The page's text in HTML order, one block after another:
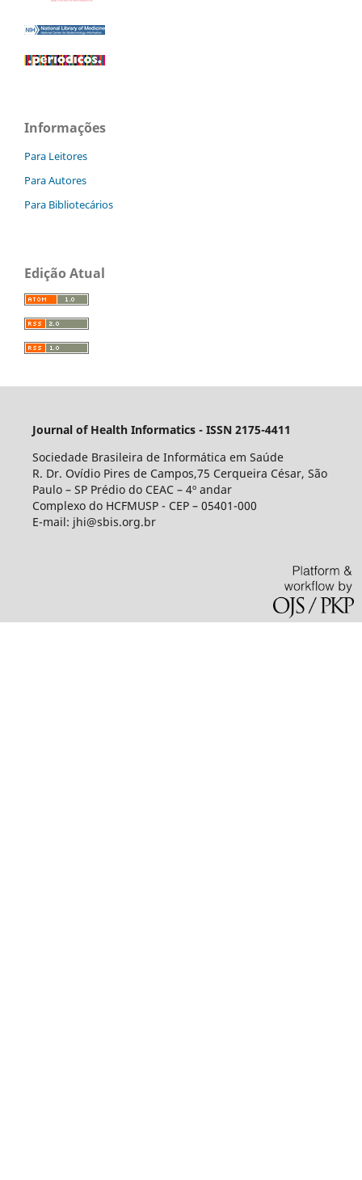
Informações
Para Leitores
Para Autores
Para Bibliotecários
Edição Atual
Journal of Health Informatics - ISSN 2175-4411
Sociedade Brasileira de Informática em Saúde
R. Dr. Ovídio Pires de Campos,75 Cerqueira César, São
Paulo – SP Prédio do CEAC – 4º andar
Complexo do HCFMUSP - CEP – 05401-000
E-mail: jhi@sbis.org.br